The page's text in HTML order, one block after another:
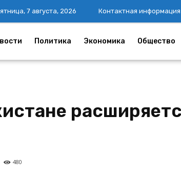
7 августа, 2026 Контактная информация
Политика Экономика Общество
480